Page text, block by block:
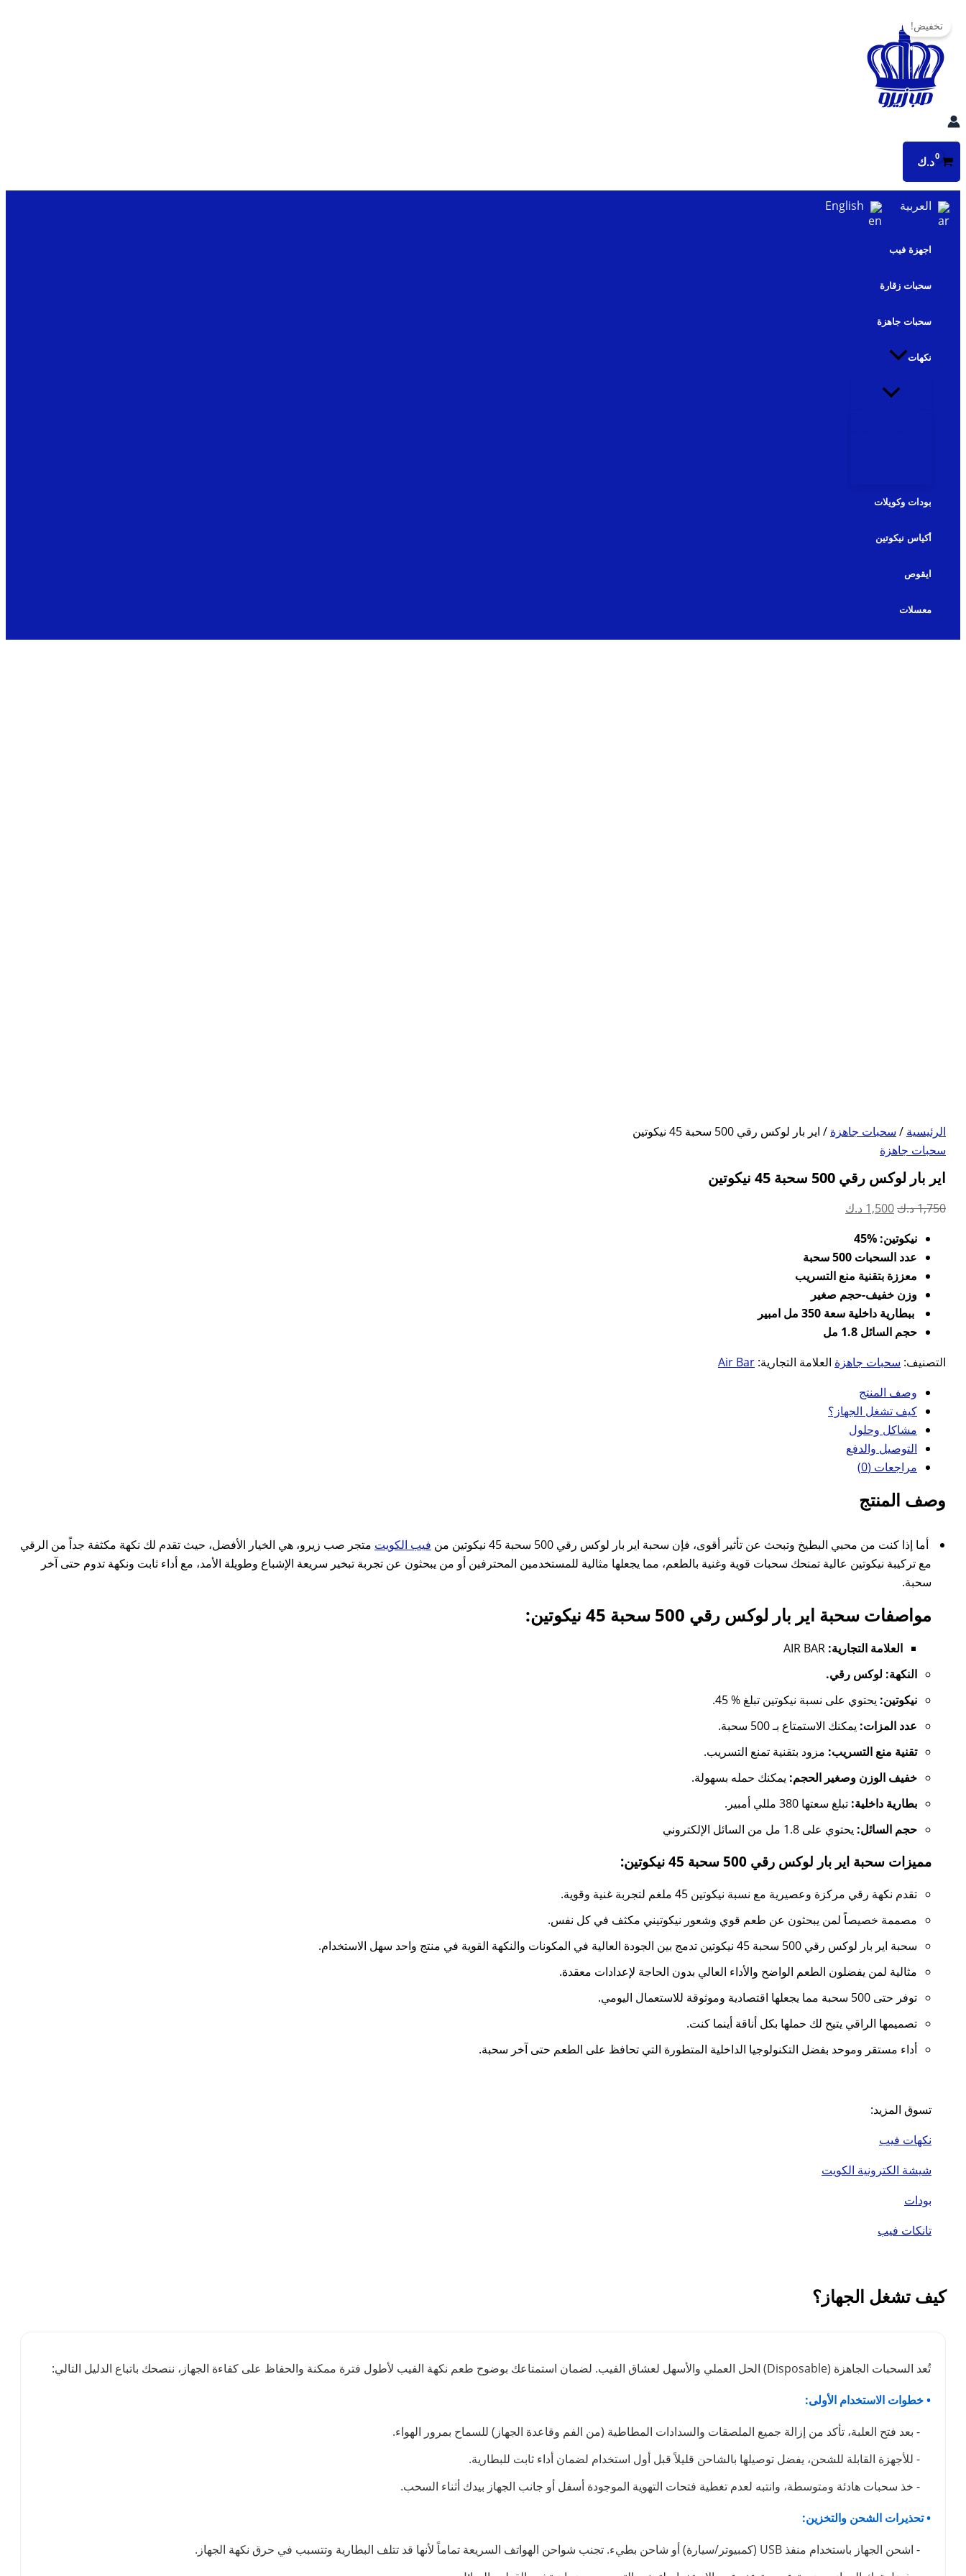
إلى
المحتوى
د.ك
العربية English
اجهزة فيب
سحبات زقارة
سحبات جاهزة
نكهات
بودات وكويلات
أكياس نيكوتين
ايقوص
معسلات
تخفيض!
الرئيسية / سحبات جاهزة / اير بار لوكس رقي 500 سحبة 45 نيكوتين
سحبات جاهزة
اير بار لوكس رقي 500 سحبة 45 نيكوتين
1,750د.كالسعر
هو:
1,750 د.ك.
1,500 د.ك
1,500 د.ك.
نيكوتين: %45
عدد السحبات 500 سحبة
معززة بتقنية منع التسريب
وزن خفيف-حجم صغير
ببطارية داخلية سعة 350 مل امبير
حجم السائل 1.8 مل
التصنيف: سحبات جاهزة العلامة التجارية: Air Bar
وصف المنتج
كيف تشغل الجهاز؟
مشاكل وحلول
التوصيل والدفع
مراجعات (0)
وصف المنتج
أما إذا كنت من محبي البطيخ وتبحث عن تأثير أقوى، فإن سحبة اير بار لوكس رقي 500 سحبة 45 نيكوتين من فيب الكويت متجر صب زيرو، هي الخيار الأفضل، حيث تقدم لك نكهة مكثفة جداً من الرقي
مع تركيبة نيكوتين عالية تمنحك سحبات قوية وغنية بالطعم، مما يجعلها مثالية للمستخدمين المحترفين أو من يبحثون عن تجربة تبخير سريعة الإشباع وطويلة الأمد، مع أداء ثابت ونكهة تدوم حتى آخر
سحبة.
مواصفات سحبة اير بار لوكس رقي 500 سحبة 45 نيكوتين:
العلامة التجارية: AIR BAR
النكهة: لوكس رقي.
نيكوتين: يحتوي على نسبة نيكوتين تبلغ % 45.
عدد المزات: يمكنك الاستمتاع بـ 500 سحبة.
تقنية منع التسريب: مزود بتقنية تمنع التسريب.
خفيف الوزن وصغير الحجم: يمكنك حمله بسهولة.
بطارية داخلية: تبلغ سعتها 380 مللي أمبير.
حجم السائل: يحتوي على 1.8 مل من السائل الإلكتروني
مميزات سحبة اير بار لوكس رقي 500 سحبة 45 نيكوتين:
تقدم نكهة رقي مركزة وعصيرية مع نسبة نيكوتين 45 ملغم لتجربة غنية وقوية.
مصممة خصيصاً لمن يبحثون عن طعم قوي وشعور نيكوتيني مكثف في كل نفس.
سحبة اير بار لوكس رقي 500 سحبة 45 نيكوتين تدمج بين الجودة العالية في المكونات والنكهة القوية في منتج واحد سهل الاستخدام.
مثالية لمن يفضلون الطعم الواضح والأداء العالي بدون الحاجة لإعدادات معقدة.
توفر حتى 500 سحبة مما يجعلها اقتصادية وموثوقة للاستعمال اليومي.
تصميمها الراقي يتيح لك حملها بكل أناقة أينما كنت.
أداء مستقر وموحد بفضل التكنولوجيا الداخلية المتطورة التي تحافظ على الطعم حتى آخر سحبة.
تسوق المزيد:
نكهات فيب
شيشة الكترونية الكويت
بودات
تانكات فيب
كيف تشغل الجهاز؟
تُعد السحبات الجاهزة (Disposable) الحل العملي والأسهل لعشاق الفيب. لضمان استمتاعك بوضوح طعم نكهة الفيب لأطول فترة ممكنة والحفاظ على كفاءة الجهاز، ننصحك باتباع الدليل التالي:
• خطوات الاستخدام الأولى:
- بعد فتح العلبة، تأكد من إزالة جميع الملصقات والسدادات المطاطية (من الفم وقاعدة الجهاز) للسماح بمرور الهواء.
- للأجهزة القابلة للشحن، يفضل توصيلها بالشاحن قليلاً قبل أول استخدام لضمان أداء ثابت للبطارية.
- خذ سحبات هادئة ومتوسطة، وانتبه لعدم تغطية فتحات التهوية الموجودة أسفل أو جانب الجهاز بيدك أثناء السحب.
• تحذيرات الشحن والتخزين:
- اشحن الجهاز باستخدام منفذ USB (كمبيوتر/سيارة) أو شاحن بطيء. تجنب شواحن الهواتف السريعة تماماً لأنها قد تتلف البطارية وتتسبب في حرق نكهة الجهاز.